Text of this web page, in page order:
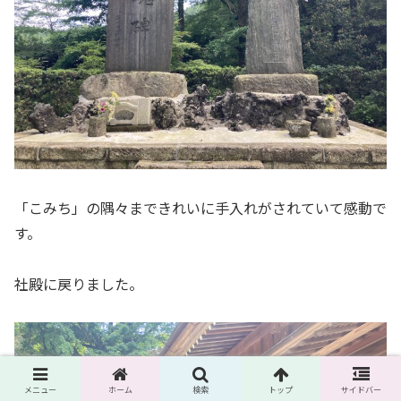
「こみち」の隅々まできれいに手入れがされていて感動で
す。
社殿に戻りました。
メニュー ホーム 検索 トップ サイドバー